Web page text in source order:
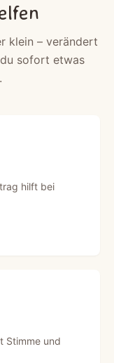
klein – verändert
sofort etwas
hilft bei
Stimme und